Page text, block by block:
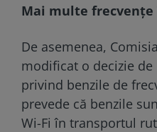
Mai multe frecvențe
De asemenea,
modificat o decizie
privind benzile de
prevede că benzile
Wi-Fi în transportul